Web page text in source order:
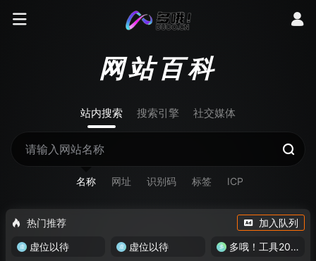
网站百科
站内搜索 搜索引擎 社交媒体
名称 网址 识别码 标签 ICP
热门推荐
加入队列
虚位以待
虚位以待 多哦！工具200+